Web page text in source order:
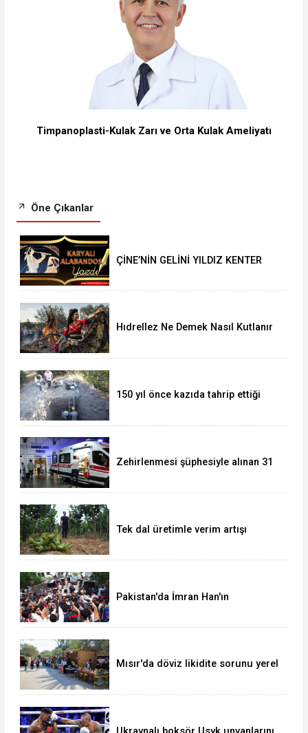
Timpanoplasti-Kulak Zarı ve Orta Kulak Ameliyatı
Öne Çıkanlar
ÇİNE’NİN GELİNİ YILDIZ KENTER
Hıdrellez Ne Demek Nasıl Kutlanır
150 yıl önce kazıda tahrip ettiği
Zehirlenmesi şüphesiyle alınan 31
Tek dal üretimle verim artışı
Pakistan'da İmran Han'ın
Mısır'da döviz likidite sorunu yerel